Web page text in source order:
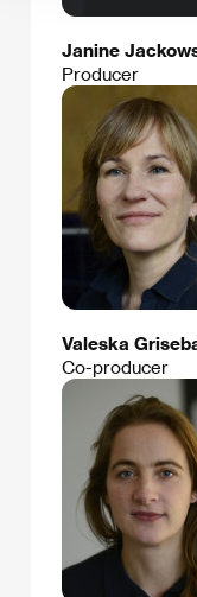
Janine
Producer
Valeska
Co-producer